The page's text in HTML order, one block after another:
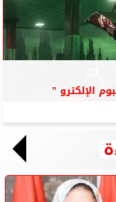
الإلكترو ”